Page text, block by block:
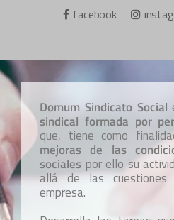
facebook
Domum Sindicato Social
sindical formada por
que, tiene como
mejoras de las
sociales por ello su
allá de las
empresa.